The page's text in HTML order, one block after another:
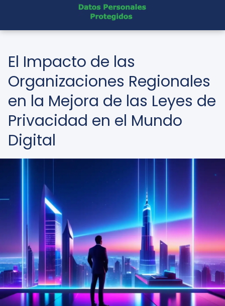
El Impacto de las
Organizaciones Regionales
en la Mejora de las Leyes de
Privacidad en el Mundo
Digital